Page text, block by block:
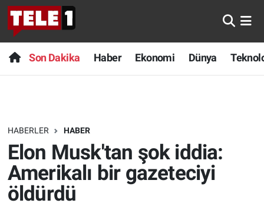
Son Dakika Haber Ekonomi Dünya
HABERLER HABER
Elon Musk'tan şok iddia:
Amerikalı bir gazeteciyi
öldürdü
Anında Manşet
Başka Sohbetler
Bilim turu
Bilim ve Teknoloji Evreni
Doğa Konuşuyor
Son Dakika
Haber
Dünya
Teknoloji
Sağlık
Nöbetçi Eczaneler
Hava Durumu
Trafik Durumu
Süper Lig Puan Durumu ve Fikstür
Tüm Manşetler